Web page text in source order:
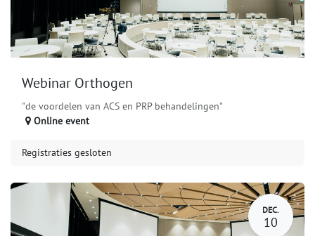
Webinar Orthogen
"de voordelen van ACS en PRP behandelingen"
Online event
Registraties gesloten
DEC.
10